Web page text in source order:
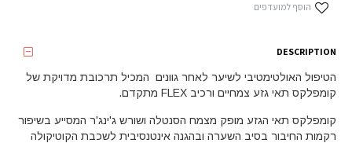
הוסף למועדפים
DESCRIPTION
הטיפול האולטימטיבי לשיער לאחר גוונים המכיל תרכובת מדויקת של
קומפלקס תאי גזע צמחיים ורכיב FLEX מתקדם.
קומפלקס תאי הגזע מופק מצמח הסנטלה ושורש ג'ינג'ר המסייע בשיפור
רקמות החיבור בסיב השערה ובהגנה אינטנסיבית לשכבת הקוטיקולה